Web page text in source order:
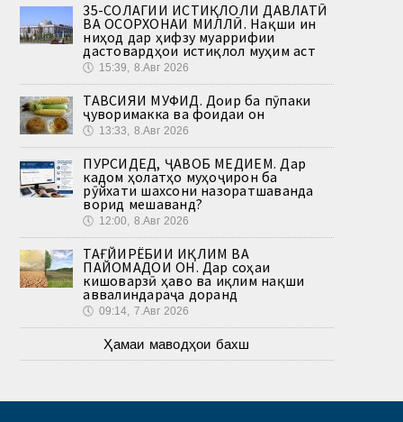
35-СОЛАГИИ ИСТИҚЛОЛИ ДАВЛАТӢ
ВА ОСОРХОНАИ МИЛЛӢ. Нақши ин
ниҳод дар ҳифзу муаррифии
дастовардҳои истиқлол муҳим аст
🕔 15:39, 8.Авг 2026
ТАВСИЯИ МУФИД. Доир ба пӯпаки
ҷуворимакка ва фоидаи он
🕔 13:33, 8.Авг 2026
ПУРСИДЕД, ҶАВОБ МЕДИҲЕМ. Дар
кадом ҳолатҳо муҳоҷирон ба
рӯйхати шахсони назоратшаванда
ворид мешаванд?
🕔 12:00, 8.Авг 2026
ТАҒЙИРЁБИИ ИҚЛИМ ВА
ПАЙОМАДҲОИ ОН. Дар соҳаи
кишоварзӣ ҳаво ва иқлим нақши
аввалиндараҷа доранд
🕔 09:14, 7.Авг 2026
Ҳамаи маводҳои бахш